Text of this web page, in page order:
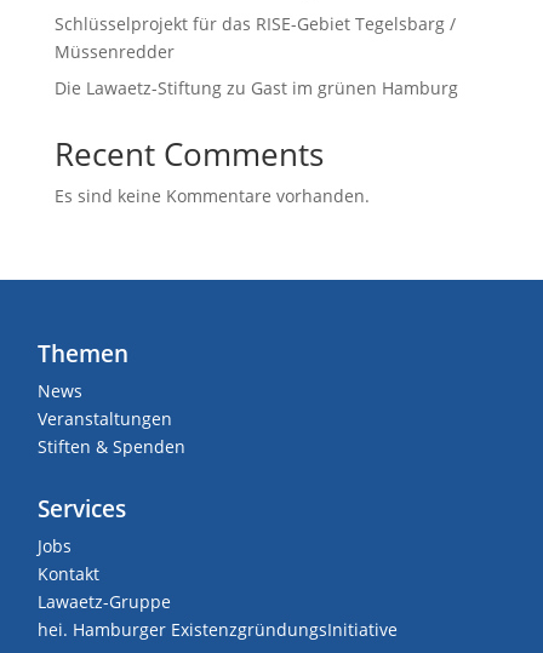
Schlüsselprojekt für das RISE-Gebiet Tegelsbarg /
Müssenredder
Die Lawaetz-Stiftung zu Gast im grünen Hamburg
Recent Comments
Es sind keine Kommentare vorhanden.
Themen
News
Veranstaltungen
Stiften & Spenden
Services
Jobs
Kontakt
Lawaetz-Gruppe
hei. Hamburger ExistenzgründungsInitiative